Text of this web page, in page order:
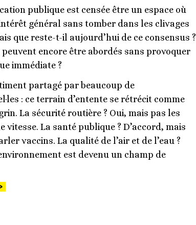
publique est censée être un espace où
général sans tomber dans les clivages
que reste-t-il aujourd’hui de ce consensus ?
encore être abordés sans provoquer
immédiate ?
partagé par beaucoup de
: ce terrain d’entente se rétrécit comme
La sécurité routière ? Oui, mais pas les
vitesse. La santé publique ? D’accord, mais
vaccins. La qualité de l’air et de l’eau ?
est devenu un champ de